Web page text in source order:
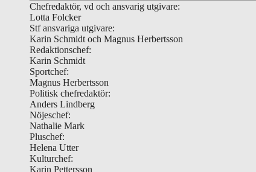
Chefredaktör, vd och ansvarig utgivare:
Lotta Folcker
Stf ansvariga utgivare:
Karin Schmidt och Magnus Herbertsson
Redaktionschef:
Karin Schmidt
Sportchef:
Magnus Herbertsson
Politisk chefredaktör:
Anders Lindberg
Nöjeschef:
Nathalie Mark
Pluschef:
Helena Utter
Kulturchef:
Karin Pettersson